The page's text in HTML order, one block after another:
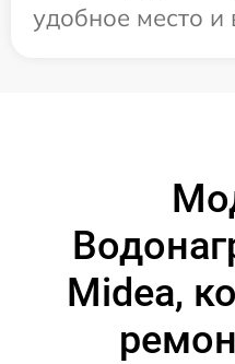
удобное место и
Midea,